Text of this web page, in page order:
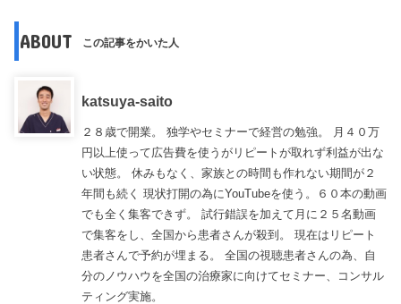
ABOUT この記事をかいた人
katsuya-saito
２８歳で開業。 独学やセミナーで経営の勉強。 月４０万
円以上使って広告費を使うがリピートが取れず利益が出な
い状態。 休みもなく、家族との時間も作れない期間が２
年間も続く 現状打開の為にYouTubeを使う。６０本の動画
でも全く集客できず。 試行錯誤を加えて月に２５名動画
で集客をし、全国から患者さんが殺到。 現在はリピート
患者さんで予約が埋まる。 全国の視聴患者さんの為、自
分のノウハウを全国の治療家に向けてセミナー、コンサル
ティング実施。